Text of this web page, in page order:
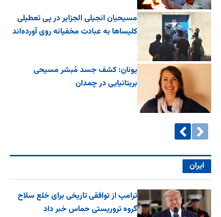
مسیحیان انجیلی الجزایر در پی تعطیلی
کلیساها به عبادت مخفیانه روی آورده‌اند
یونان: کشف جسد مُبشر مسیحی
بریتانیایی در چمدان
ایران
ترامپ از توافقی تاریخی برای خلع ‌سلاح
گروه تروریستی حماس خبر داد